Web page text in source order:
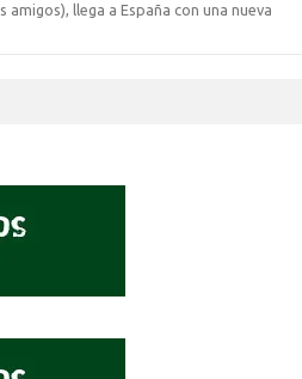
llega a España con una nueva